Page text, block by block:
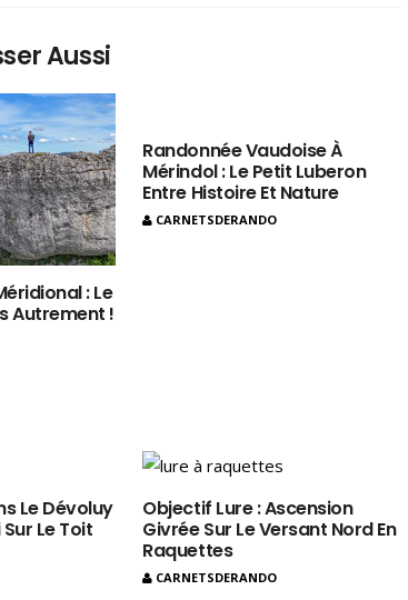
Aussi
: Le
Autrement !
Randonnée Vaudoise À
Mérindol : Le Petit Luberon
Entre Histoire Et Nature
CARNETSDERANDO
Le Dévoluy
Sur Le Toit
Objectif Lure : Ascension
Givrée Sur Le Versant Nord En
Raquettes
CARNETSDERANDO